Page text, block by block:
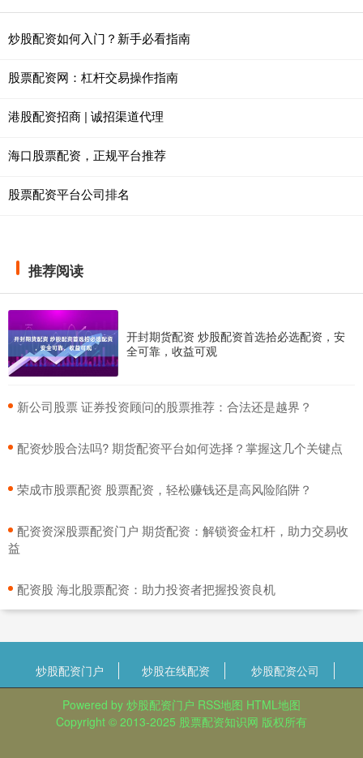
炒股配资如何入门？新手必看指南
股票配资网：杠杆交易操作指南
港股配资招商 | 诚招渠道代理
海口股票配资，正规平台推荐
股票配资平台公司排名
推荐阅读
开封期货配资 炒股配资首选拾必选配资，安
全可靠，收益可观
​新公司股票 证券投资顾问的股票推荐：合法还是越界？
​配资炒股合法吗? 期货配资平台如何选择？掌握这几个关键点
​荣成市股票配资 股票配资，轻松赚钱还是高风险陷阱？
​配资资深股票配资门户 期货配资：解锁资金杠杆，助力交易收
益
​配资股 海北股票配资：助力投资者把握投资良机
炒股配资门户 炒股在线配资 炒股配资公司
Powered by 炒股配资门户 RSS地图 HTML地图
Copyright © 2013-2025 股票配资知识网 版权所有